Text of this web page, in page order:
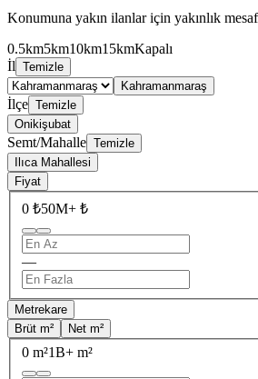
Konumuna yakın ilanlar için yakınlık
0.5km5km10km15kmKapalı
İl Temizle
Kahramanmaraş
İlçe Temizle
Onikişubat
Semt/Mahalle Temizle
Ilıca Mahallesi
Fiyat
0 ₺50M+ ₺
—
Metrekare
Brüt m²
Net m²
0 m²1B+ m²